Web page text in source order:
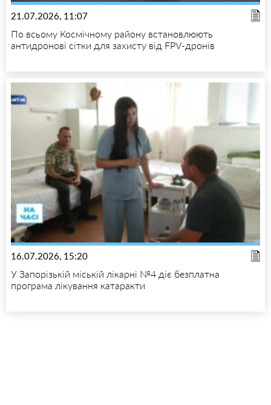
21.07.2026, 11:07
По всьому Космічному району встановлюють
антидронові сітки для захисту від FPV-дронів
16.07.2026, 15:20
У Запорізькій міській лікарні №4 діє безплатна
програма лікування катаракти